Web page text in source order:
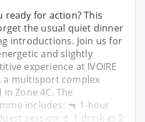
ready for action? This
the usual quiet dinner
introductions. Join us for
and slightly
experience at IVOIRE
a multisport complex
in Zone 4C. The
includes: 🔫 1-hour
session 🥤 1 drink 🌮 2